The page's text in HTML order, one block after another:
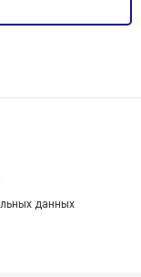
данных